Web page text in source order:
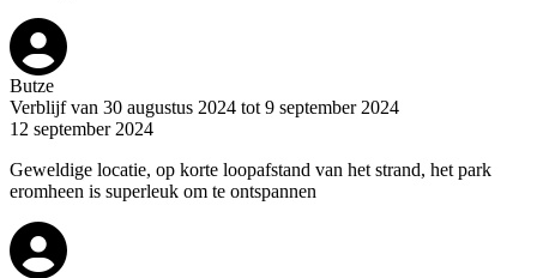
Butze
Verblijf van 30 augustus 2024 tot 9 september 2024
12 september 2024
Geweldige locatie, op korte loopafstand van het strand, het park
eromheen is superleuk om te ontspannen